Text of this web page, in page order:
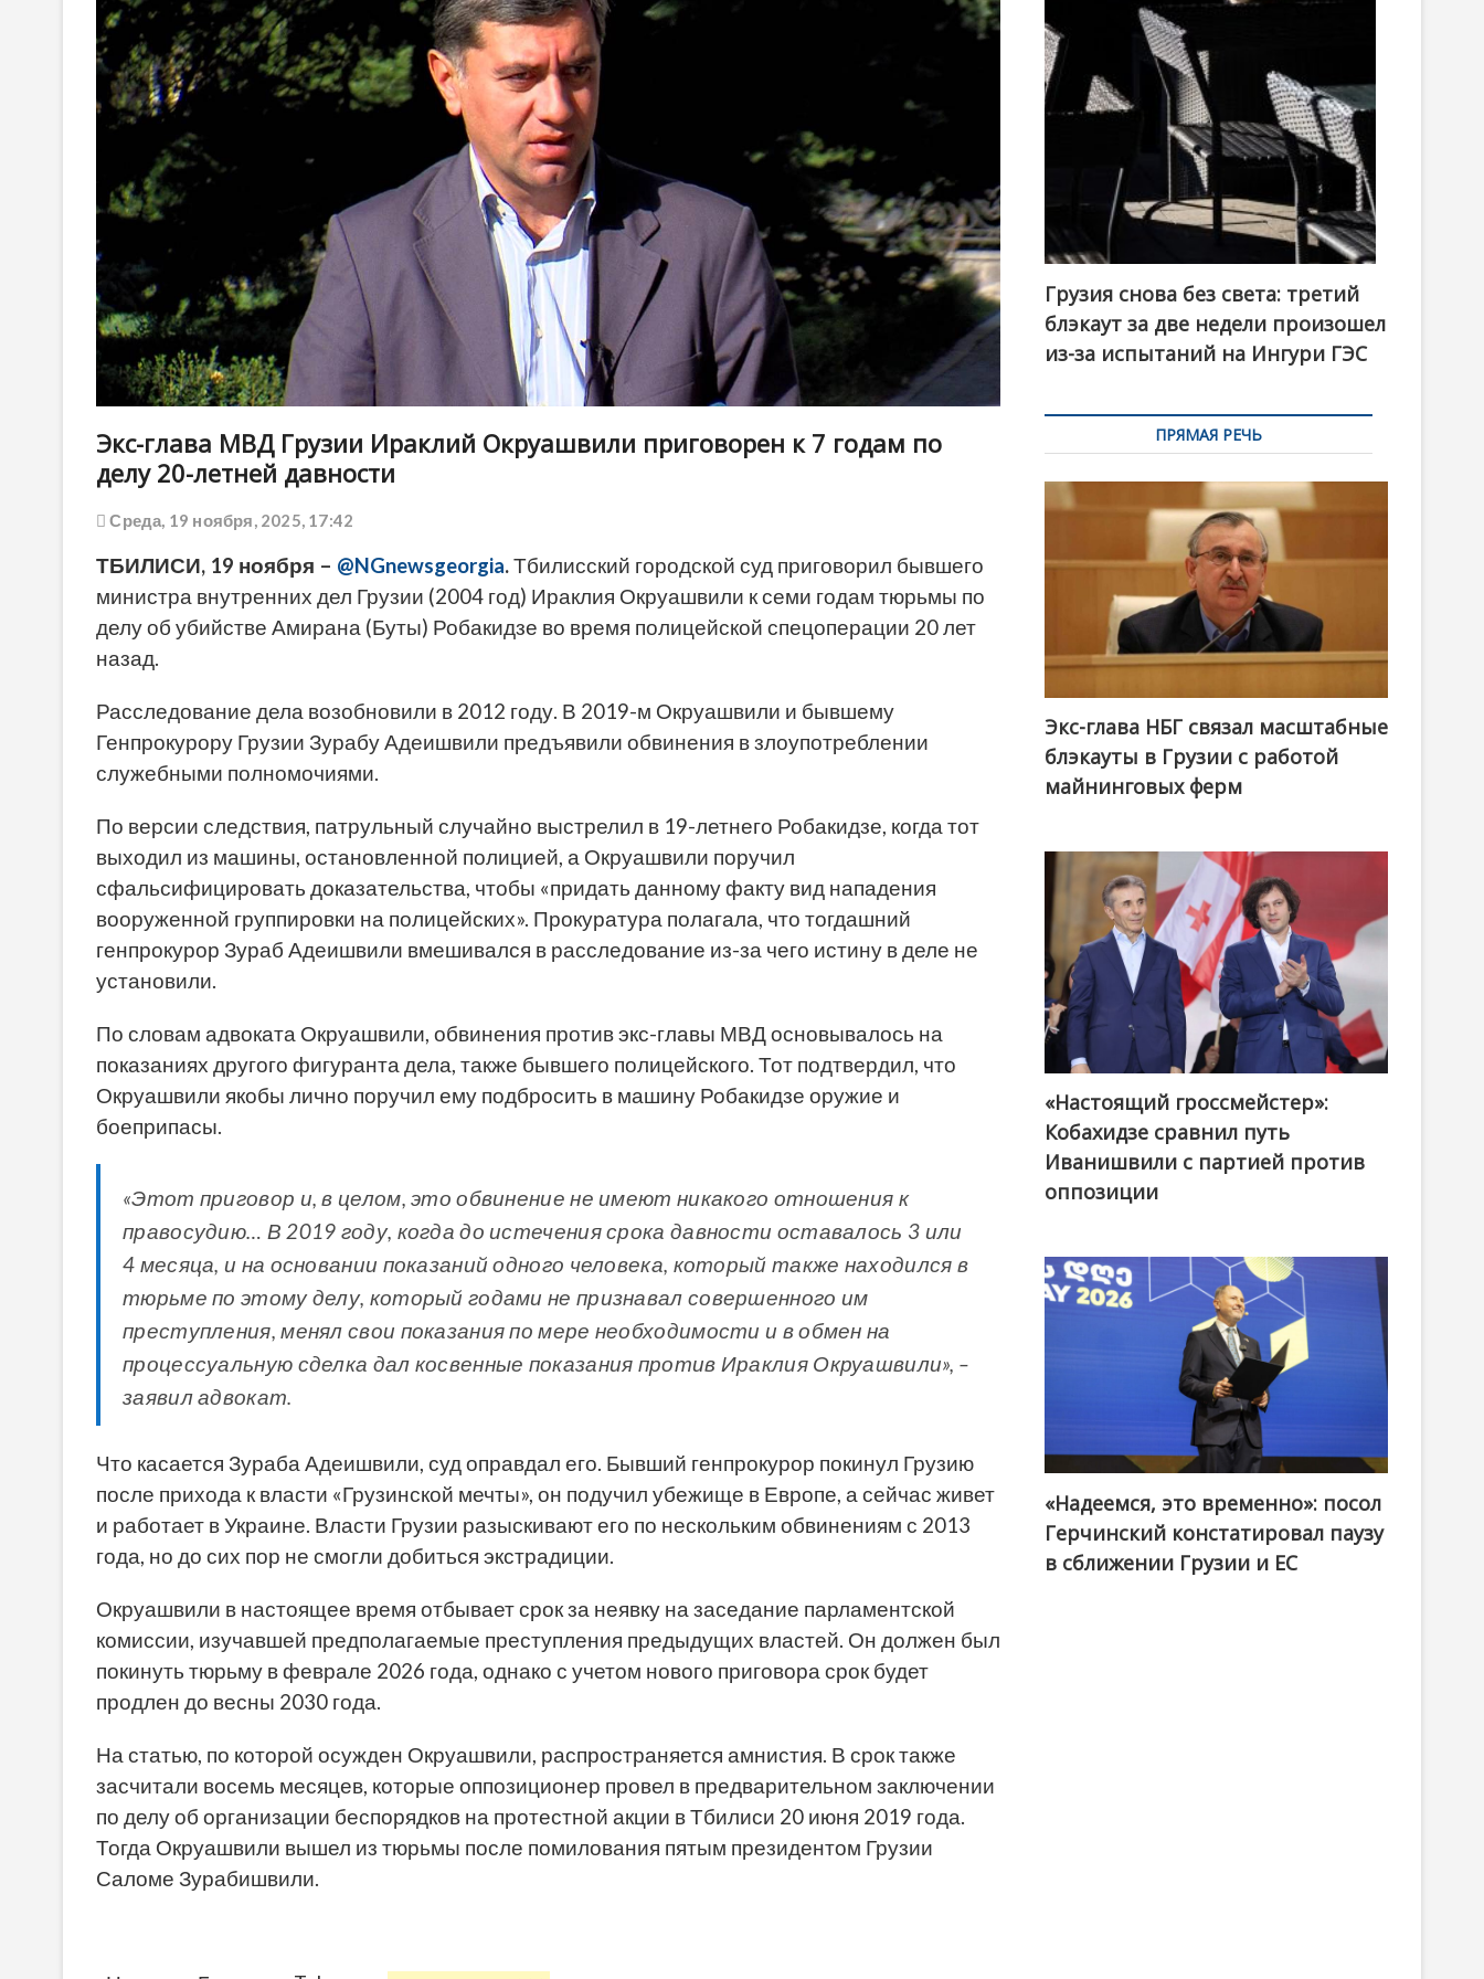
Экс-глава МВД Грузии Ираклий Окруашвили приговорен к 7 годам по
делу 20-летней давности
Среда, 19 ноября, 2025, 17:42
ТБИЛИСИ, 19 ноября – @NGnewsgeorgia.Тбилисский городской суд приговорил бывшего
министра внутренних дел Грузии (2004 год) Ираклия Окруашвили к семи годам тюрьмы по
делу об убийстве Амирана (Буты) Робакидзе во время полицейской спецоперации 20 лет
назад.
Расследование дела возобновили в 2012 году. В 2019-м Окруашвили и бывшему
Генпрокурору Грузии Зурабу Адеишвили предъявили обвинения в злоупотреблении
служебными полномочиями.
По версии следствия, патрульный случайно выстрелил в 19-летнего Робакидзе, когда тот
выходил из машины, остановленной полицией, а Окруашвили поручил
сфальсифицировать доказательства, чтобы «придать данному факту вид нападения
вооруженной группировки на полицейских». Прокуратура полагала, что тогдашний
генпрокурор Зураб Адеишвили вмешивался в расследование из-за чего истину в деле не
установили.
По словам адвоката Окруашвили, обвинения против экс-главы МВД основывалось на
показаниях другого фигуранта дела, также бывшего полицейского. Тот подтвердил, что
Окруашвили якобы лично поручил ему подбросить в машину Робакидзе оружие и
боеприпасы.
«Этот приговор и, в целом, это обвинение не имеют никакого отношения к
правосудию… В 2019 году, когда до истечения срока давности оставалось 3 или
4 месяца, и на основании показаний одного человека, который также находился в
тюрьме по этому делу, который годами не признавал совершенного им
преступления, менял свои показания по мере необходимости и в обмен на
процессуальную сделка дал косвенные показания против Ираклия Окруашвили», –
заявил адвокат.
Что касается Зураба Адеишвили, суд оправдал его. Бывший генпрокурор покинул Грузию
после прихода к власти «Грузинской мечты», он подучил убежище в Европе, а сейчас живет
и работает в Украине. Власти Грузии разыскивают его по нескольким обвинениям с 2013
года, но до сих пор не смогли добиться экстрадиции.
Окруашвили в настоящее время отбывает срок за неявку на заседание парламентской
комиссии, изучавшей предполагаемые преступления предыдущих властей. Он должен был
покинуть тюрьму в феврале 2026 года, однако с учетом нового приговора срок будет
продлен до весны 2030 года.
На статью, по которой осужден Окруашвили, распространяется амнистия. В срок также
засчитали восемь месяцев, которые оппозиционер провел в предварительном заключении
по делу об организации беспорядков на протестной акции в Тбилиси 20 июня 2019 года.
Тогда Окруашвили вышел из тюрьмы после помилования пятым президентом Грузии
Саломе Зурабишвили.
Грузия снова без света: третий
блэкаут за две недели произошел
из-за испытаний на Ингури ГЭС
ПРЯМАЯ РЕЧЬ
Экс-глава НБГ связал масштабные
блэкауты в Грузии с работой
майнинговых ферм
@ქართული ოცნება / Georgian Dream
«Настоящий гроссмейстер»:
Кобахидзе сравнил путь
Иванишвили с партией против
оппозиции
«Надеемся, это временно»: посол
Герчинский констатировал паузу
в сближении Грузии и ЕС